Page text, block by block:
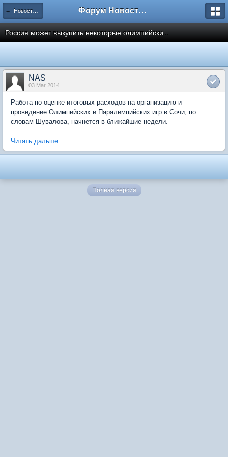
← Новости рынка недвижимости Форум Новостройки
Россия может выкупить некоторые олимпийски...
NAS
03 Mar 2014
Работа по оценке итоговых расходов на организацию и
проведение Олимпийских и Паралимпийских игр в Сочи, по
словам Шувалова, начнется в ближайшие недели.
Читать дальше
Полная версия